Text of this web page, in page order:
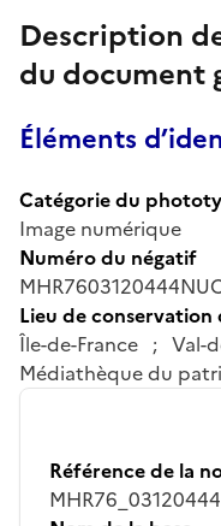
Description
du document
Éléments
Catégorie du
Image numérique
Numéro du négatif
Lieu de conservation
Île-de-France ; Val-
Médiathèque du
Référence de la